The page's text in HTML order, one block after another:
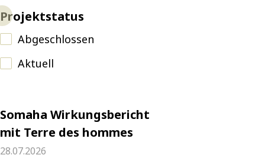
Projektstatus
Abgeschlossen
Aktuell
Somaha Wirkungsbericht
mit Terre des hommes
28.07.2026